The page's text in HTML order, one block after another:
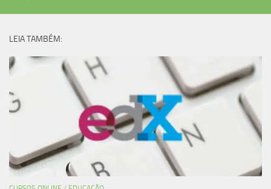
LEIA TAMBÉM: